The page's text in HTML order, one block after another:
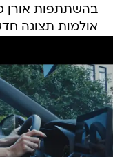
בהשתתפות אורן
אולמות תצוגה